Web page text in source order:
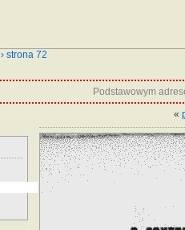
› strona 72
Podstawowym
«